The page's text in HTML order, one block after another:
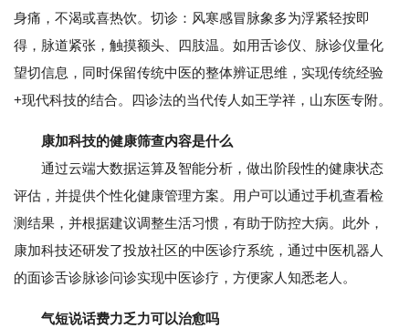
身痛，不渴或喜热饮。切诊：风寒感冒脉象多为浮紧轻按即
得，脉道紧张，触摸额头、四肢温。如用舌诊仪、脉诊仪量化
望切信息，同时保留传统中医的整体辨证思维，实现传统经验
+现代科技的结合。四诊法的当代传人如王学祥，山东医专附。
康加科技的健康筛查内容是什么
通过云端大数据运算及智能分析，做出阶段性的健康状态
评估，并提供个性化健康管理方案。用户可以通过手机查看检
测结果，并根据建议调整生活习惯，有助于防控大病。此外，
康加科技还研发了投放社区的中医诊疗系统，通过中医机器人
的面诊舌诊脉诊问诊实现中医诊疗，方便家人知悉老人。
气短说话费力乏力可以治愈吗